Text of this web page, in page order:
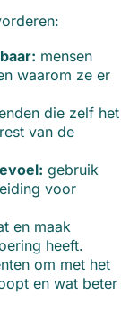
mensen
waarom ze er
die zelf het
van de
gebruik
voor
en maak
heeft.
om met het
en wat beter